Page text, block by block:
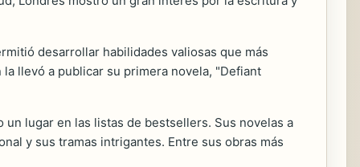
desarrollar habilidades valiosas que más
llevó a publicar su primera novela, "Defiant
lugar en las listas de bestsellers. Sus novelas a
y sus tramas intrigantes. Entre sus obras más